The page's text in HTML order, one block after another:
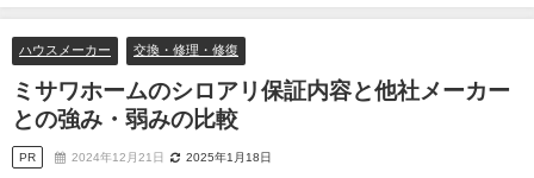
の強み・弱みの比較
ハウスメーカー 交換・修理・修復
ミサワホームのシロアリ保証内容と他社メーカー
との強み・弱みの比較
PR 2024年12月21日 2025年1月18日